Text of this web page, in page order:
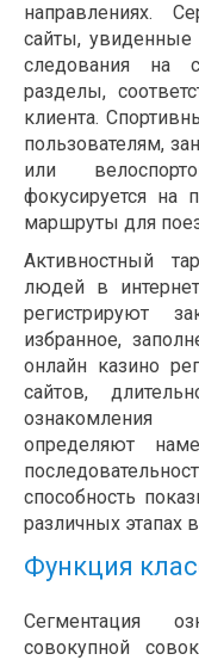
направлениях.
сайты,
следования на
разделы,
клиента.
пользователям,
или
фокусируется на
маршруты для
Активностный
людей в
регистрируют
избранное,
онлайн казино
сайтов,
определяют
способность
различных этапах
Функция
Сегментация
совокупной